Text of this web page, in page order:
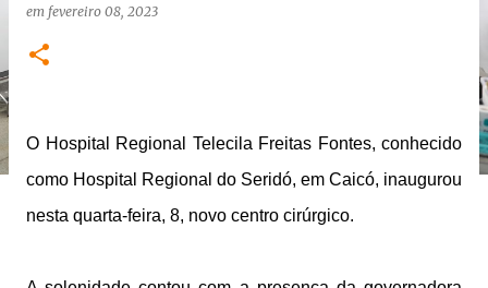
em fevereiro 08, 2023
O Hospital Regional Telecila Freitas Fontes, conhecido
como Hospital Regional do Seridó, em Caicó, inaugurou
nesta quarta-feira, 8, novo centro cirúrgico.